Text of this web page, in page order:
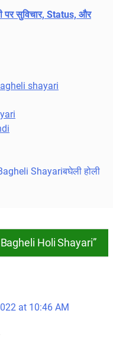
पर सुविचार, Status, और
shayari
Shayariबघेली होली
Bagheli Holi Shayari”
at 10:46 AM